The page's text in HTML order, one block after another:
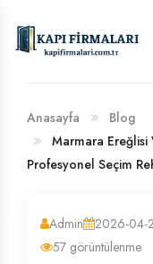
BANKA HESAP
Anasayfa
Blog
Marmara Ereğlisi
Profesyonel Seçim
Admin 2026-04-
57 görüntülenme